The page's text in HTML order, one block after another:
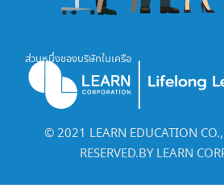
ส่วนหนึ่งของบริษัทในเครือ
©️ 2021 LEARN EDUCATION
RESERVED.BY LEARN